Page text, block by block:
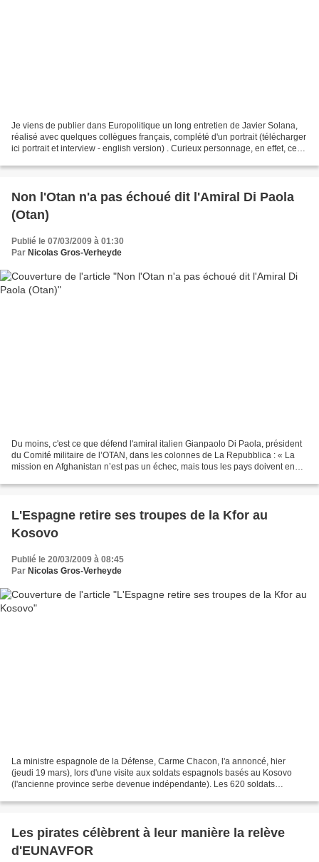
Je viens de publier dans Europolitique un long entretien de Javier Solana,
réalisé avec quelques collègues français, complété d'un portrait (télécharger
ici portrait et interview - english version) . Curieux personnage, en effet, ce
Non l'Otan n'a pas échoué dit l'Amiral Di Paola
(Otan)
Publié le 07/03/2009 à 01:30
Par Nicolas Gros-Verheyde
Du moins, c'est ce que défend l'amiral italien Gianpaolo Di Paola, président
du Comité militaire de l’OTAN, dans les colonnes de La Repubblica : « La
mission en Afghanistan n’est pas un échec, mais tous les pays doivent en
L'Espagne retire ses troupes de la Kfor au
Kosovo
Publié le 20/03/2009 à 08:45
Par Nicolas Gros-Verheyde
La ministre espagnole de la Défense, Carme Chacon, l'a annoncé, hier
(jeudi 19 mars), lors d'une visite aux soldats espagnols basés au Kosovo
(l'ancienne province serbe devenue indépendante). Les 620 soldats
Les pirates célèbrent à leur manière la relève
d'EUNAVFOR